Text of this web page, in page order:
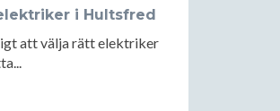
i Hultsfred
att välja rätt elektriker